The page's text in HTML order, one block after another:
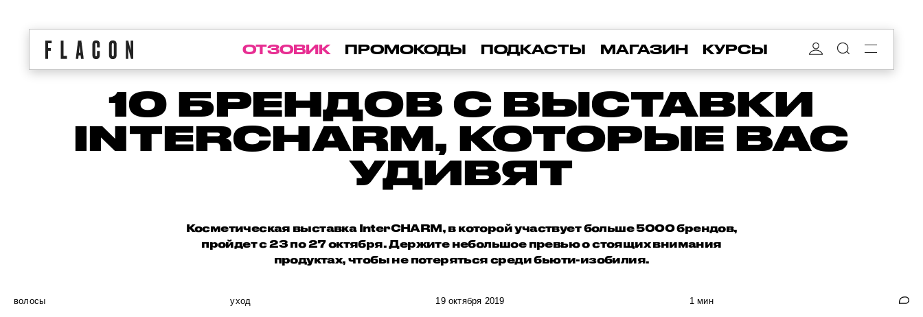
ОТЗОВИК ПРОМОКОДЫ ПОДКАСТЫ МАГАЗИН КУРСЫ
10 БРЕНДОВ С ВЫСТАВКИ
INTERCHARM, КОТОРЫЕ ВАС
УДИВЯТ
Косметическая выставка InterCHARM, в которой участвует больше 5000 брендов,
пройдет с 23 по 27 октября. Держите небольшое превью о стоящих внимания
продуктах, чтобы не потеряться среди бьюти-изобилия.
волосы уход 19 октября 2019 1 мин